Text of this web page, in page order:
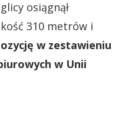
osiągnął
310 metrów i
w zestawieniu
w Unii